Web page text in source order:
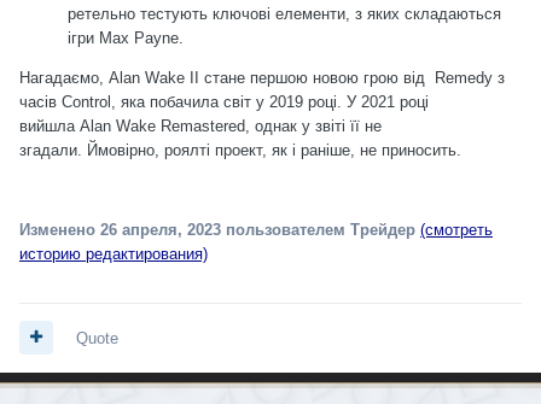
ретельно тестують ключові елементи, з яких складаються
ігри Max Payne.
Нагадаємо, Alan Wake II стане першою новою грою від Remedy з
часів Control, яка побачила світ у 2019 році. У 2021 році
вийшла Alan Wake Remastered, однак у звіті її не
згадали. Ймовірно, роялті проект, як і раніше, не приносить.
Изменено 26 апреля, 2023 пользователем Трейдер (смотреть
историю редактирования)
Quote